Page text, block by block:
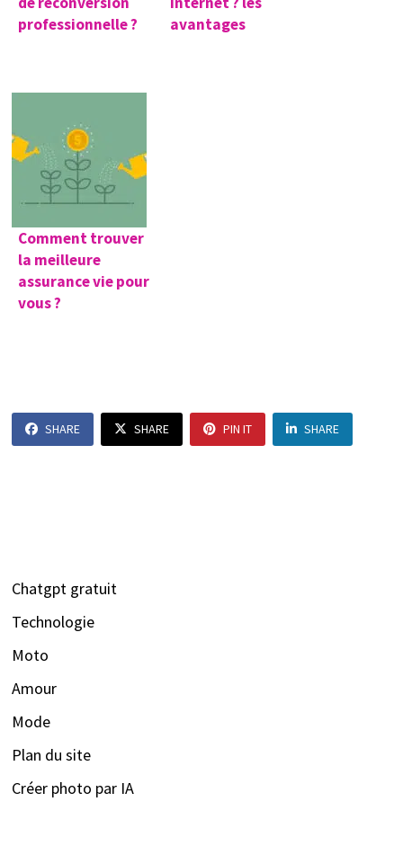
professionnelle ?
avantages
Comment trouver
la meilleure
assurance vie pour
vous ?
SHARE SHARE PIN IT SHARE
Chatgpt gratuit
Technologie
Moto
Amour
Mode
Plan du site
Créer photo par IA